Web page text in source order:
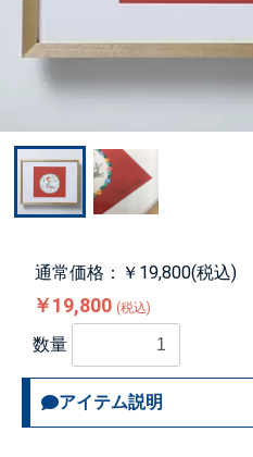
通常価格：￥19,800(税込)
￥19,800 (税込)
数量
アイテム説明